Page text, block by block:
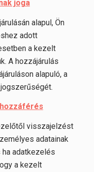
joga
alapul, Ön
adott
a kezelt
A hozzájárulás
alapuló, a
visszajelzést
adatainak
adatkezelés
a kezelt